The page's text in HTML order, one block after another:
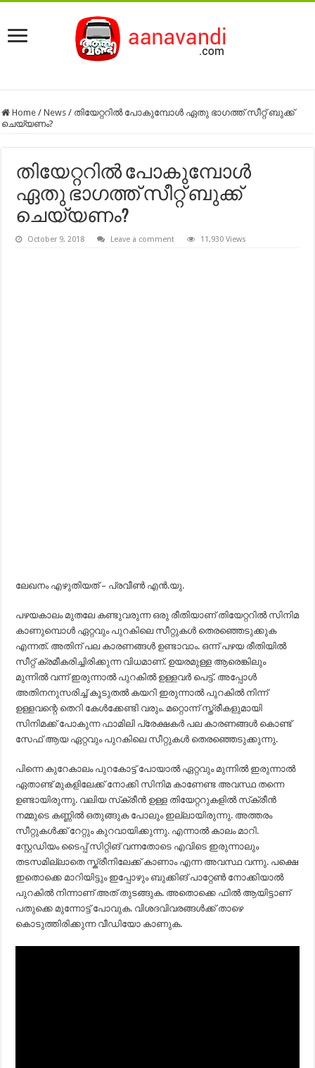
Home / News / തിയേറ്ററില്‍ പോകുമ്പോള്‍ ഏതു ഭാഗത്ത് സീറ്റ് ബുക്ക്
ചെയ്യണം?
തിയേറ്ററില്‍ പോകുമ്പോള്‍
ഏതു ഭാഗത്ത് സീറ്റ് ബുക്ക്
ചെയ്യണം?
October 9, 2018 Leave a comment 11,930 Views
ലേഖനം എഴുതിയത് – പ്രവീണ്‍ എന്‍.യു.
പഴയകാലം മുതലേ കണ്ടുവരുന്ന ഒരു രീതിയാണ് തിയേറ്ററിൽ സിനിമ
കാണുമ്പൊൾ ഏറ്റവും പുറകിലെ സീറ്റുകൾ തെരഞ്ഞെടുക്കുക
എന്നത്. അതിന് പല കാരണങ്ങൾ ഉണ്ടാവാം. ഒന്ന് പഴയ രീതിയിൽ
സീറ്റ് ക്രമീകരിച്ചിരിക്കുന്ന വിധമാണ്. ഉയരമുള്ള ആരെങ്കിലും
മുന്നിൽ വന്ന് ഇരുന്നാൽ പുറകിൽ ഉള്ളവർ പെട്ട്. അപ്പോൾ
അതിനനുസരിച്ച് കൂടുതൽ കയറി ഇരുന്നാൽ പുറകിൽ നിന്ന്
ഉള്ളവന്റെ തെറി കേൾക്കേണ്ടി വരും. മറ്റൊന്ന് സ്ത്രീകളുമായി
സിനിമക്ക് പോകുന്ന ഫാമിലി പ്രേക്ഷകർ പല കാരണങ്ങൾ കൊണ്ട്
സേഫ് ആയ ഏറ്റവും പുറകിലെ സീറ്റുകൾ തെരഞ്ഞെടുക്കുന്നു.
പിന്നെ കുറേകാലം പുറകോട്ട് പോയാൽ ഏറ്റവും മുന്നിൽ ഇരുന്നാൽ
ഏതാണ്ട് മുകളിലേക്ക് നോക്കി സിനിമ കാണേണ്ട അവസ്ഥ തന്നെ
ഉണ്ടായിരുന്നു. വലിയ സ്‌ക്രീൻ ഉള്ള തിയേറ്ററുകളിൽ സ്‌ക്രീൻ
നമ്മുടെ കണ്ണിൽ ഒതുങ്ങുക പോലും ഇല്ലായിരുന്നു. അത്തരം
സീറ്റുകൾക്ക് റേറ്റും കുറവായിക്കുന്നു. എന്നാൽ കാലം മാറി.
സ്റ്റേഡിയം ടൈപ്പ് സിറ്റിങ് വന്നതോടെ എവിടെ ഇരുന്നാലും
തടസമില്ലാതെ സ്ക്രീനിലേക്ക് കാണാം എന്ന അവസ്ഥ വന്നു. പക്ഷെ
ഇതൊക്കെ മാറിയിട്ടും ഇപ്പോഴും ബുക്കിങ് പാറ്റേൺ നോക്കിയാൽ
പുറകിൽ നിന്നാണ് അത് തുടങ്ങുക. അതൊക്കെ ഫിൽ ആയിട്ടാണ്
പതുക്കെ മുന്നോട്ട് പോവുക. വിശദവിവരങ്ങൾക്ക് താഴെ
കൊടുത്തിരിക്കുന്ന വീഡിയോ കാണുക.